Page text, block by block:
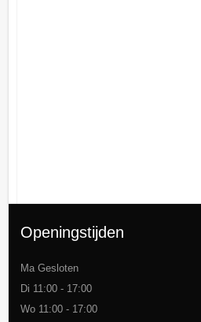
Openingstijden
Ma Gesloten
Di 11:00 - 17:00
Wo 11:00 - 17:00